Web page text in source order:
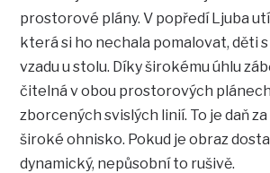
prostorové plány. V popředí Ljuba
která si ho nechala pomalovat, děti
vzadu u stolu. Díky širokému úhlu
čitelná v obou prostorových
zborcených svislých linií. To je daň
široké ohnisko. Pokud je obraz
dynamický, nepůsobní to rušivě.